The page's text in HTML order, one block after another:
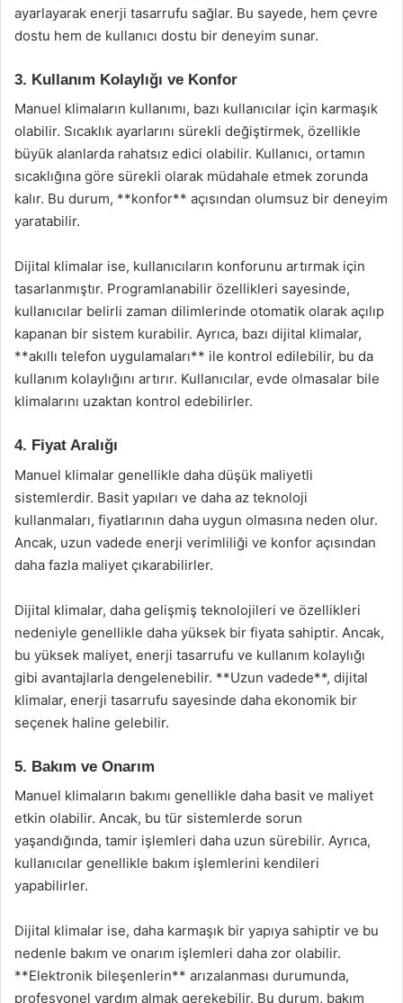
ayarlayarak enerji tasarrufu sağlar. Bu sayede, hem çevre
dostu hem de kullanıcı dostu bir deneyim sunar.
3. Kullanım Kolaylığı ve Konfor
Manuel klimaların kullanımı, bazı kullanıcılar için karmaşık
olabilir. Sıcaklık ayarlarını sürekli değiştirmek, özellikle
büyük alanlarda rahatsız edici olabilir. Kullanıcı, ortamın
sıcaklığına göre sürekli olarak müdahale etmek zorunda
kalır. Bu durum, **konfor** açısından olumsuz bir deneyim
yaratabilir.
Dijital klimalar ise, kullanıcıların konforunu artırmak için
tasarlanmıştır. Programlanabilir özellikleri sayesinde,
kullanıcılar belirli zaman dilimlerinde otomatik olarak açılıp
kapanan bir sistem kurabilir. Ayrıca, bazı dijital klimalar,
**akıllı telefon uygulamaları** ile kontrol edilebilir, bu da
kullanım kolaylığını artırır. Kullanıcılar, evde olmasalar bile
klimalarını uzaktan kontrol edebilirler.
4. Fiyat Aralığı
Manuel klimalar genellikle daha düşük maliyetli
sistemlerdir. Basit yapıları ve daha az teknoloji
kullanmaları, fiyatlarının daha uygun olmasına neden olur.
Ancak, uzun vadede enerji verimliliği ve konfor açısından
daha fazla maliyet çıkarabilirler.
Dijital klimalar, daha gelişmiş teknolojileri ve özellikleri
nedeniyle genellikle daha yüksek bir fiyata sahiptir. Ancak,
bu yüksek maliyet, enerji tasarrufu ve kullanım kolaylığı
gibi avantajlarla dengelenebilir. **Uzun vadede**, dijital
klimalar, enerji tasarrufu sayesinde daha ekonomik bir
seçenek haline gelebilir.
5. Bakım ve Onarım
Manuel klimaların bakımı genellikle daha basit ve maliyet
etkin olabilir. Ancak, bu tür sistemlerde sorun
yaşandığında, tamir işlemleri daha uzun sürebilir. Ayrıca,
kullanıcılar genellikle bakım işlemlerini kendileri
yapabilirler.
Dijital klimalar ise, daha karmaşık bir yapıya sahiptir ve bu
nedenle bakım ve onarım işlemleri daha zor olabilir.
**Elektronik bileşenlerin** arızalanması durumunda,
profesyonel yardım almak gerekebilir. Bu durum, bakım